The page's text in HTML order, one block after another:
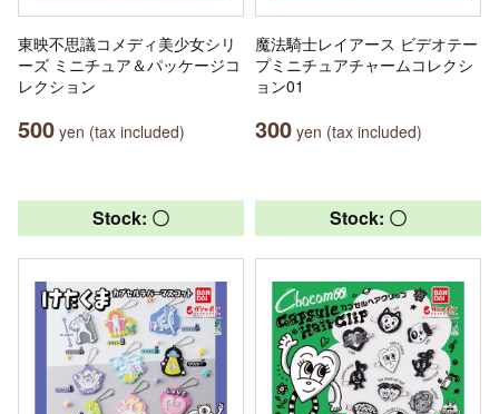
東映不思議コメディ美少女シリ
ーズ ミニチュア＆パッケージコ
レクション
500 yen (tax included)
魔法騎士レイアース ビデオテー
プミニチュアチャームコレクシ
ョン01
300 yen (tax included)
Stock: 〇 Stock: 〇